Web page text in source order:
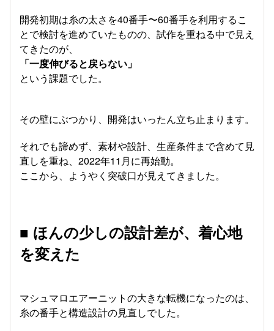
開発初期は糸の太さを40番手〜60番手を利用するこ
とで検討を進めていたものの、試作を重ねる中で見え
てきたのが、
「一度伸びると戻らない」
という課題でした。
その壁にぶつかり、開発はいったん立ち止まります。
それでも諦めず、素材や設計、生産条件まで含めて見
直しを重ね、2022年11月に再始動。
ここから、ようやく突破口が見えてきました。
■ ほんの少しの設計差が、着心地
を変えた
マシュマロエアーニットの大きな転機になったのは、
糸の番手と構造設計の見直しでした。